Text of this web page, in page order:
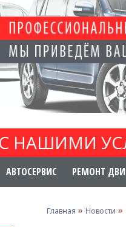
НАШИМИ
АВТОСЕРВИС РЕМОНТ
Главная » Новости »